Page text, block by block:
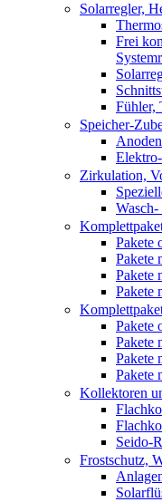
Solarregler,
Frei
Fühler,
Speicher-
Zirkulation,
Pakete
Pakete
Pakete
Pakete
Pakete
Pakete
Pakete
Pakete
Kollektoren
Seido-
Frostschutz,